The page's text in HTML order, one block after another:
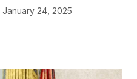
January 24, 2025